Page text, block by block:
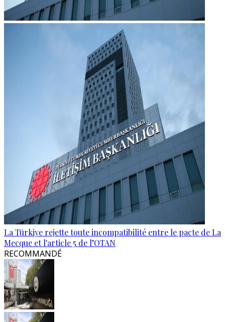
La Türkiye rejette toute incompatibilité entre le pacte de La
Mecque et l'article 5 de l’OTAN
RECOMMANDÉ